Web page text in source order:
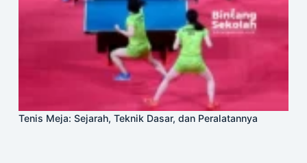
Tenis Meja: Sejarah, Teknik Dasar, dan Peralatannya